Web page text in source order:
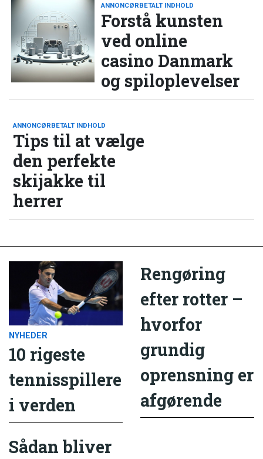
ANNONCØRBETALT INDHOLD
Forstå kunsten
ved online
casino Danmark
og spiloplevelser
ANNONCØRBETALT INDHOLD
Tips til at vælge
den perfekte
skijakke til
herrer
NYHEDER
10 rigeste
tennisspillere
i verden
Rengøring
efter rotter –
hvorfor
grundig
oprensning er
afgørende
Sådan bliver